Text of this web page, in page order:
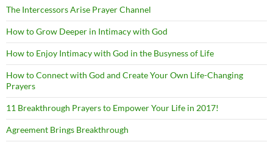
The Intercessors Arise Prayer Channel
How to Grow Deeper in Intimacy with God
How to Enjoy Intimacy with God in the Busyness of Life
How to Connect with God and Create Your Own Life-Changing
Prayers
11 Breakthrough Prayers to Empower Your Life in 2017!
Agreement Brings Breakthrough